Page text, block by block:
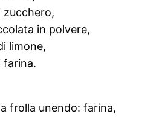
zucchero,
in polvere,
limone,
farina.
frolla unendo: farina,